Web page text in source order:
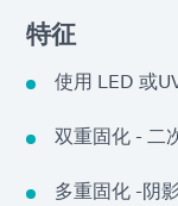
特征
使用 LED 或
双重固化 - 二
多重固化 -阴